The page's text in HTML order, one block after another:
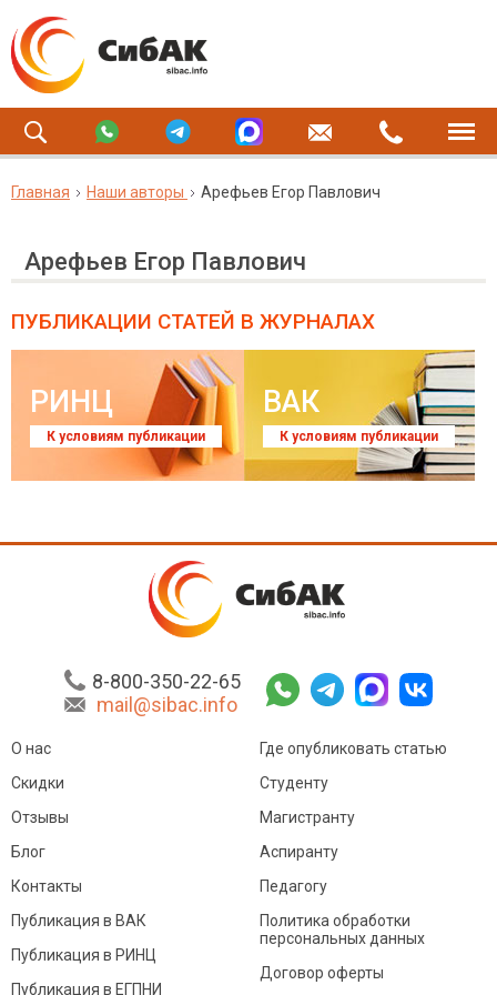
Главная Наши авторы Арефьев Егор Павлович
Арефьев Егор Павлович
ПУБЛИКАЦИИ СТАТЕЙ В ЖУРНАЛАХ
РИНЦ
К условиям публикации
ВАК
К условиям публикации
8-800-350-22-65
mail@sibac.info
О нас
Скидки
Отзывы
Блог
Контакты
Где опубликовать статью
Студенту
Магистранту
Аспиранту
Педагогу
Публикация в ВАК
Публикация в РИНЦ
Публикация в ЕГПНИ
Политика обработки
персональных данных
Договор оферты